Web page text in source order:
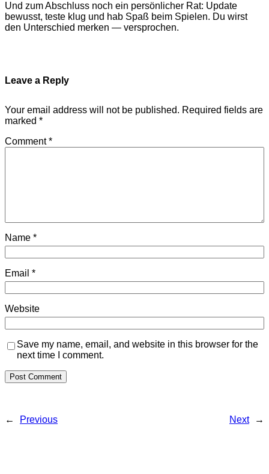
Und zum Abschluss noch ein persönlicher Rat: Update
bewusst, teste klug und hab Spaß beim Spielen. Du wirst
den Unterschied merken — versprochen.
Leave a Reply
Your email address will not be published. Required fields are
marked *
Comment*
Name *
Email *
Website
Save my name, email, and website in this browser for the
next time I comment.
← Previous Next →